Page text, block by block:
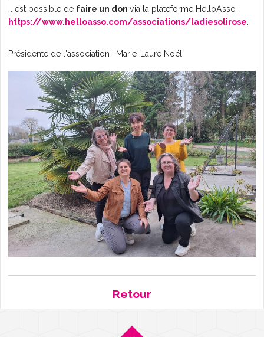
Il est possible de faire un donvia la plateforme HelloAsso :
https://www.helloasso.com/associations/ladiesolirose
Présidente de l'association : Marie-Laure Noël
Retour